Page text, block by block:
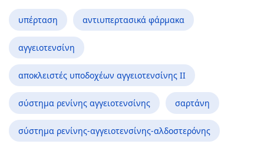
υπέρταση αντιυπερτασικά φάρμακα
αγγειοτενσίνη
αποκλειστές υποδοχέων αγγειοτενσίνης II
σύστημα ρενίνης αγγειοτενσίνης σαρτάνη
σύστημα ρενίνης-αγγειοτενσίνης-αλδοστερόνης